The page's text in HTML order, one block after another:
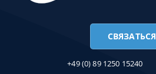
СВЯЗАТЬСЯ
+49 (0) 89 1250 15240